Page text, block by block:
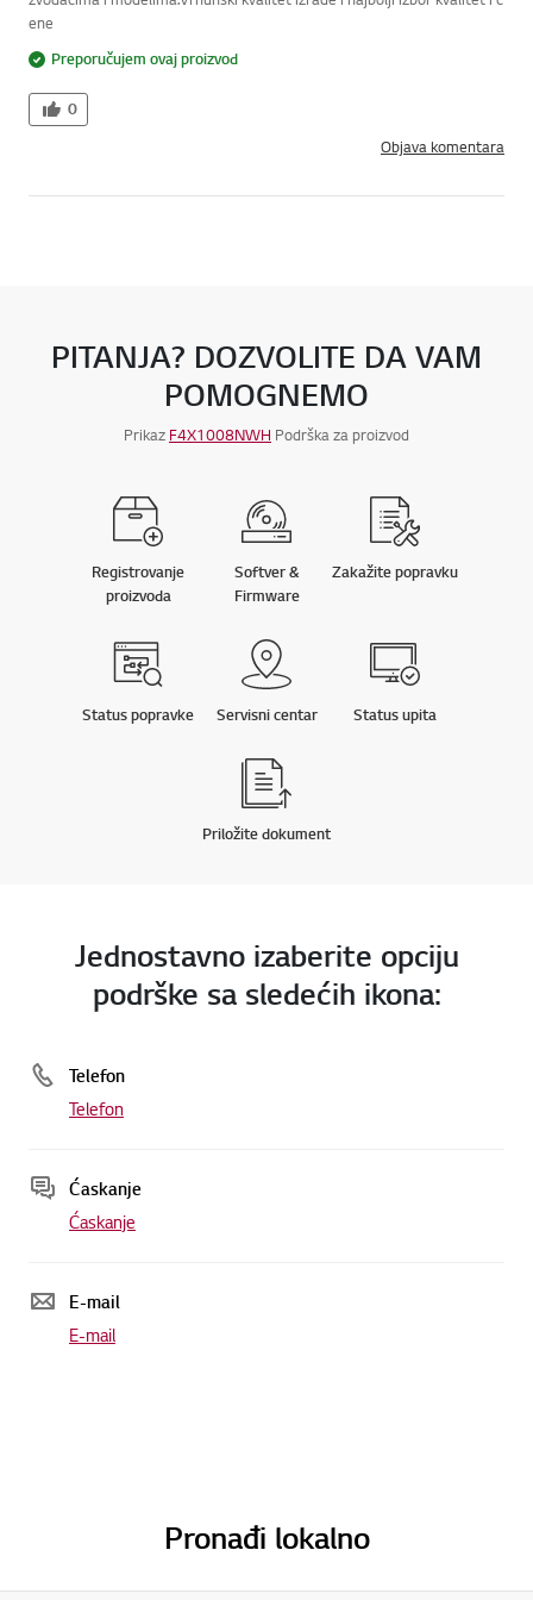
ene
Preporučujem ovaj proizvod
0
Objava komentara
PITANJA? DOZVOLITE DA VAM
POMOGNEMO
Prikaz F4X1008NWH Podrška za proizvod
Registrovanje
proizvoda
Softver &
Firmware
Zakažite popravku
Status popravke Servisni centar Status upita
Priložite dokument
Jednostavno izaberite opciju
podrške sa sledećih ikona:
Telefon
Telefon
Ćaskanje
Ćaskanje
E-mail
E-mail
Pronađi lokalno